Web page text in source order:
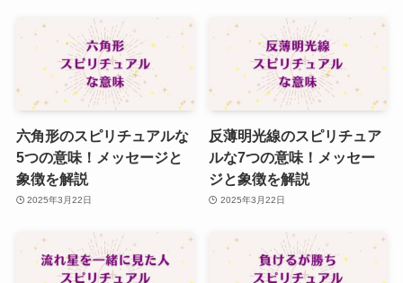
六角形のスピリチュアルな
5つの意味！メッセージと
象徴を解説
2025年3月22日
反薄明光線のスピリチュア
ルな7つの意味！メッセー
ジと象徴を解説
2025年3月22日